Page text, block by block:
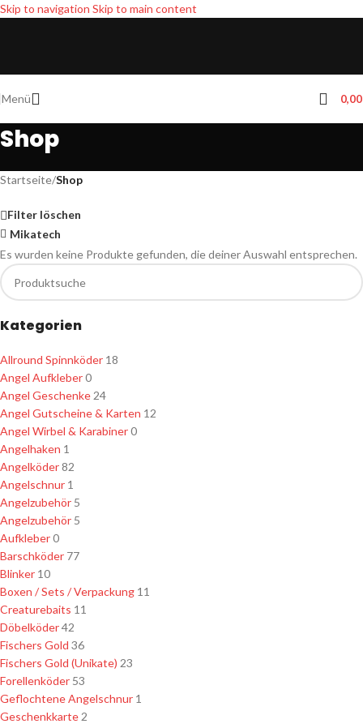
Skip to navigation Skip to main content
Menü
Shop
Kategorien
Allround Spinnköder 18
Angel Aufkleber0
Angel Geschenke 24
Angel Gutscheine & Karten 12
Angel Wirbel & Karabiner0
Angelhaken 1
Angelköder82
Angelschnur 1
Angelzubehör 5
Angelzubehör 5
Aufkleber0
Barschköder 77
Blinker 10
Boxen / Sets / Verpackung 11
Creaturebaits 11
Döbelköder42
Fischers Gold 36
Fischers Gold (Unikate) 23
Forellenköder 53
Geflochtene Angelschnur 1
Geschenkkarte 2
Startseite/Shop
Filter löschen
Mikatech
Es wurden keine Produkte gefunden, die deiner Auswahl entsprechen.